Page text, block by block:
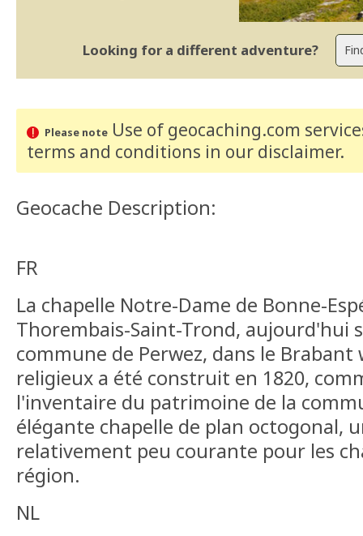
Looking for a different adventure?
Please noteUse of geocaching.com
terms and conditions in our disclaimer.
Geocache Description:
FR
La chapelle Notre-Dame de Bonne-
Thorembais-Saint-Trond, aujourd'hui
commune de Perwez, dans le Brabant
religieux a été construit en 1820,
l'inventaire du patrimoine de la
élégante chapelle de plan octogonal,
relativement peu courante pour les
région.
NL